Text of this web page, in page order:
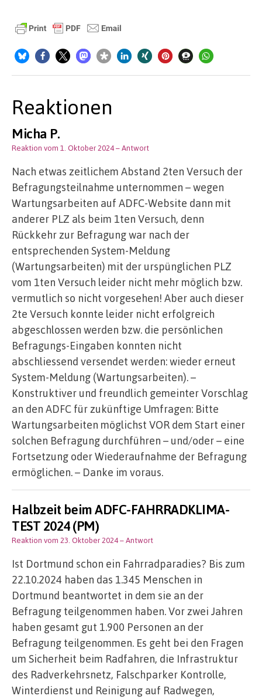
Reaktionen
Micha P.
Reaktion vom 1. Oktober 2024– Antwort
Nach etwas zeitlichem Abstand 2ten Versuch der
Befragungsteilnahme unternommen – wegen
Wartungsarbeiten auf ADFC-Website dann mit
anderer PLZ als beim 1ten Versuch, denn
Rückkehr zur Befragung war nach der
entsprechenden System-Meldung
(Wartungsarbeiten) mit der urspünglichen PLZ
vom 1ten Versuch leider nicht mehr möglich bzw.
vermutlich so nicht vorgesehen! Aber auch dieser
2te Versuch konnte leider nicht erfolgreich
abgeschlossen werden bzw. die persönlichen
Befragungs-Eingaben konnten nicht
abschliessend versendet werden: wieder erneut
System-Meldung (Wartungsarbeiten). –
Konstruktiver und freundlich gemeinter Vorschlag
an den ADFC für zukünftige Umfragen: Bitte
Wartungsarbeiten möglichst VOR dem Start einer
solchen Befragung durchführen – und/oder – eine
Fortsetzung oder Wiederaufnahme der Befragung
ermöglichen. – Danke im voraus.
Halbzeit beim ADFC-FAHRRADKLIMA-
TEST 2024 (PM)
Reaktion vom 23. Oktober 2024– Antwort
Ist Dortmund schon ein Fahrradparadies? Bis zum
22.10.2024 haben das 1.345 Menschen in
Dortmund beantwortet in dem sie an der
Befragung teilgenommen haben. Vor zwei Jahren
haben gesamt gut 1.900 Personen an der
Befragung teilgenommen. Es geht bei den Fragen
um Sicherheit beim Radfahren, die Infrastruktur
des Radverkehrsnetz, Falschparker Kontrolle,
Winterdienst und Reinigung auf Radwegen,